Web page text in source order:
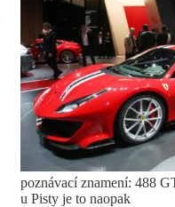
poznávací znamení: 488
u Pisty je to naopak